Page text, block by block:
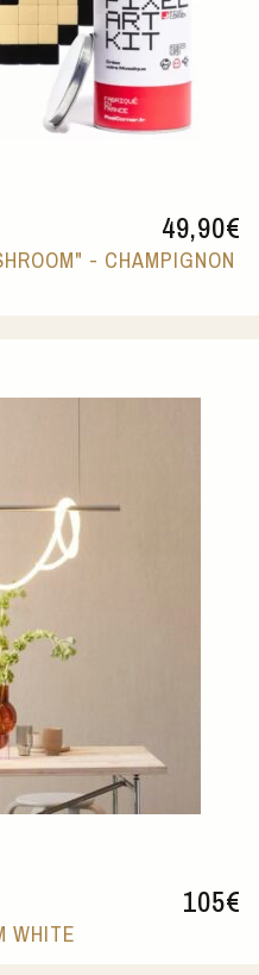
49,90€
- CHAMPIGNON
105€
WHITE